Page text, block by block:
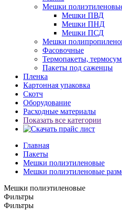
Мешки
Мешки ПВД
Мешки ПНД
Мешки ПСД
Мешки
Фасовочные
Термопакеты,
Пакеты под саженцы
Пленка
Картонная упаковка
Скотч
Оборудование
Расходные материалы
Показать все категории
Главная
Пакеты
Мешки полиэтиленовые
Мешки полиэтиленовые
Мешки полиэтиленовые
Фильтры
Фильтры